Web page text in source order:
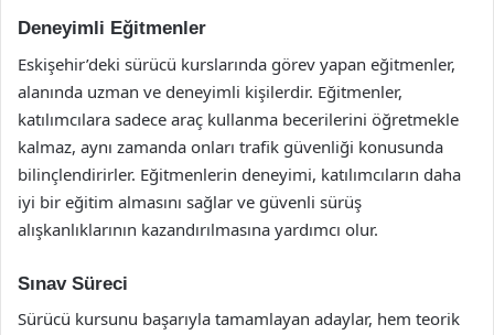
Deneyimli Eğitmenler
Eskişehir’deki sürücü kurslarında görev yapan eğitmenler,
alanında uzman ve deneyimli kişilerdir. Eğitmenler,
katılımcılara sadece araç kullanma becerilerini öğretmekle
kalmaz, aynı zamanda onları trafik güvenliği konusunda
bilinçlendirirler. Eğitmenlerin deneyimi, katılımcıların daha
iyi bir eğitim almasını sağlar ve güvenli sürüş
alışkanlıklarının kazandırılmasına yardımcı olur.
Sınav Süreci
Sürücü kursunu başarıyla tamamlayan adaylar, hem teorik